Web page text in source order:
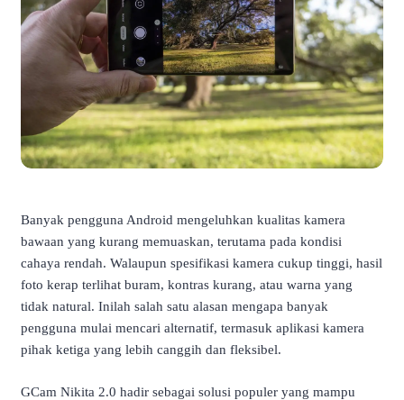
Banyak pengguna Android mengeluhkan kualitas kamera
bawaan yang kurang memuaskan, terutama pada kondisi
cahaya rendah. Walaupun spesifikasi kamera cukup tinggi, hasil
foto kerap terlihat buram, kontras kurang, atau warna yang
tidak natural. Inilah salah satu alasan mengapa banyak
pengguna mulai mencari alternatif, termasuk aplikasi kamera
pihak ketiga yang lebih canggih dan fleksibel.
GCam Nikita 2.0 hadir sebagai solusi populer yang mampu